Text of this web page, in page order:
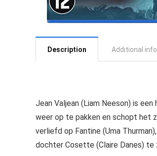
Description Additional
Jean Valjean (Liam Neeson) is
weer op te pakken en schopt het
verliefd op Fantine (Uma
dochter Cosette (Claire Danes) te